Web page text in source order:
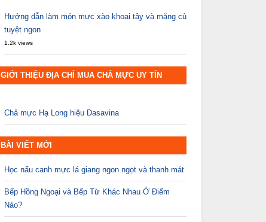
Hướng dẫn làm món mực xào khoai tây và măng củ
tuyệt ngon
1.2k views
GIỚI THIỆU ĐỊA CHỈ MUA CHẢ MỰC UY TÍN
Chả mực Hạ Long hiệu Dasavina
BÀI VIẾT MỚI
Học nấu canh mực lá giang ngon ngọt và thanh mát
Bếp Hồng Ngoại và Bếp Từ Khác Nhau Ở Điểm
Nào?